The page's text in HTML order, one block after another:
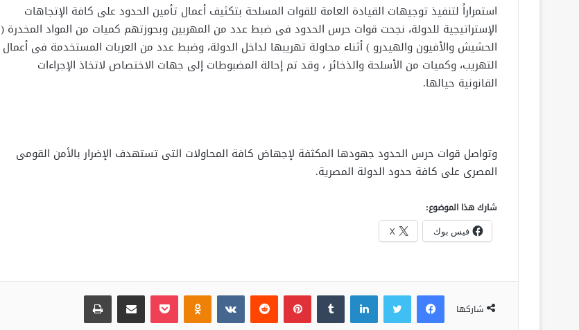
استمراراً لتنفيذ توجيهات القيادة العامة للقوات المسلحة بتكثيف أعمال تأمين الحدود على كافة الإتجاهات
الإستراتيجية للدولة، نجحت قوات حرس الحدود فى ضبط عدد من المهربين وبحوزتهم كميات من المواد المخدرة (
الحشيش والأفيون والهيدرو ) أثناء محاولة تهريبها لداخل الدولة، وضبط عدد من العربات المستخدمة فى أعمال
التهريب، وكميات من الأسلحة والذخائر ، وقد تم إحالة المضبوطات إلى جهات الاختصاص لاتخاذ الإجراءات
القانونية حيالها.
وتواصل قوات حرس الحدود جهودها المكثفة لإجهاض كافة المحاولات التى تستهدف الإضرار بالأمن القومى
المصرى على كافة حدود الدولة المصرية.
شارك هذا الموضوع:
فيس بوك X
شاركها
فيسبوك لينكدإن بينتيريست بوكيت